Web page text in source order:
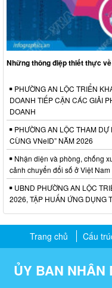
Những thông điệp thiết thực
PHƯỜNG AN LỘC TRIỂN
DOANH TIẾP CẬN CÁC GIẢI
DOANH
PHƯỜNG AN LỘC THAM
CÙNG VNeID” NĂM 2026
Nhận diện và phòng, chống
cảnh chuyển đổi số ở Việt
UBND PHƯỜNG AN LỘC
2026, TẬP HUẤN ỨNG DỤNG
Trang chủ Cấu
ỦY BAN NHÂN